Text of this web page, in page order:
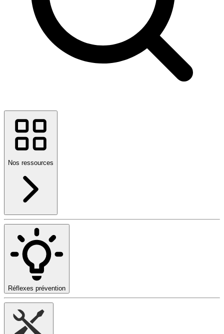
Nos ressources
Réflexes prévention